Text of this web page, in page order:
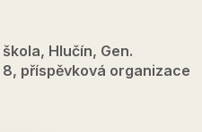
Hlučín, Gen.
8, příspěvková organizace